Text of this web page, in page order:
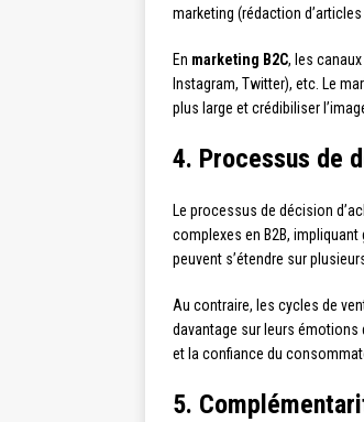
marketing (rédaction
En marketing B2C, les
Instagram, Twitter), etc. Le
plus large et crédibiliser
4. Processus de
Le processus de décision
complexes en B2B,
peuvent s’étendre sur
Au contraire, les cycles de
davantage sur leurs émotions
et la confiance du
5.